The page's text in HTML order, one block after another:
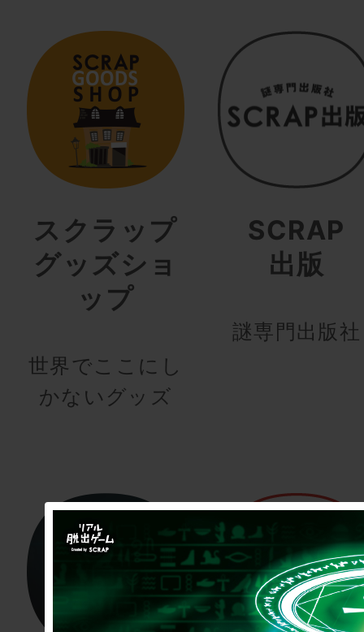
スクラップ
グッズショ
ップ
世界でここにし
かないグッズ
SCRAP
出版
謎専門出版社